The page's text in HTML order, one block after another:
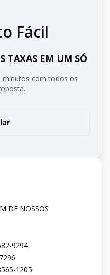
Fácil
TAXAS EM UM SÓ
minutos com todos os
DE NOSSOS
9294
1205